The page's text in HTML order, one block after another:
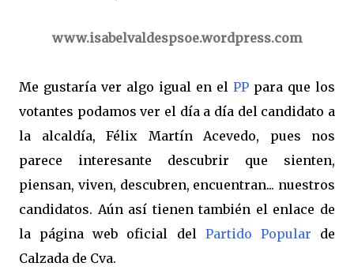
www.isabelvaldespsoe.wordpress.com
Me gustaría ver algo igual en el PP para que los
votantes podamos ver el día a día del candidato a
la alcaldía, Félix Martín Acevedo, pues nos
parece interesante descubrir que sienten,
piensan, viven, descubren, encuentran... nuestros
candidatos. Aún así tienen también el enlace de
la página web oficial del Partido Popular de
Calzada de Cva.